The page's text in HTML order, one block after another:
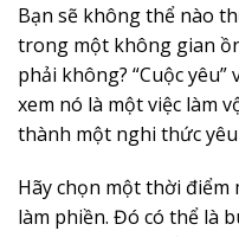
Bạn sẽ không thể nào
trong một không gian
phải không? “Cuộc
xem nó là một việc làm
thành một nghi thức
Hãy chọn một thời điểm
làm phiền. Đó có thể là